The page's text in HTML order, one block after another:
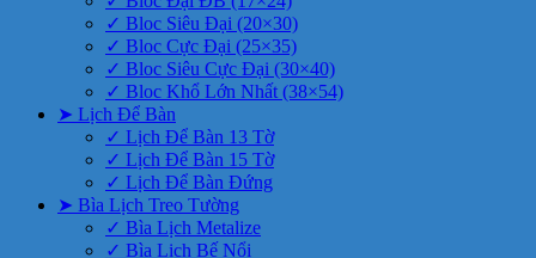
✓ Bloc Siêu Đại (20×30)
✓ Bloc Cực Đại (25×35)
✓ Bloc Siêu Cực Đại (30×40)
✓ Bloc Khổ Lớn Nhất (38×54)
➤ Lịch Để Bàn
✓ Lịch Để Bàn 13 Tờ
✓ Lịch Để Bàn 15 Tờ
✓ Lịch Để Bàn Đứng
➤ Bìa Lịch Treo Tường
✓ Bìa Lịch Metalize
✓ Bìa Lịch Bế Nổi